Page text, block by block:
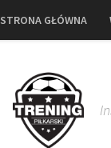
STRONA GŁÓWNA